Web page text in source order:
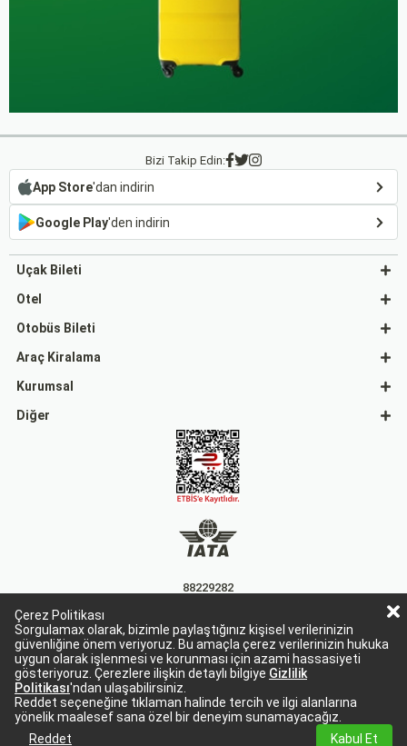
Çerez Politikası
Sorgulamax olarak, bizimle paylaştığınız kişisel verilerinizin
güvenliğine önem veriyoruz. Bu amaçla çerez verilerinizin hukuka
uygun olarak işlenmesi ve korunması için azami hassasiyeti
gösteriyoruz. Çerezlere ilişkin detaylı bilgiye Gizlilik
Politikası'ndan ulaşabilirsiniz.
Reddet seçeneğine tıklaman halinde tercih ve ilgi alanlarına
yönelik maalesef sana özel bir deneyim sunamayacağız.
Reddet
Kabul Et
Bizi Takip Edin:
App Store'dan indirin
Google Play'den indirin
Uçak Bileti
Otel
Otobüs Bileti
Araç Kiralama
Kurumsal
Diğer
88229282
15863
Sorgulamax Turizim, TURSAB Belge No: 15863